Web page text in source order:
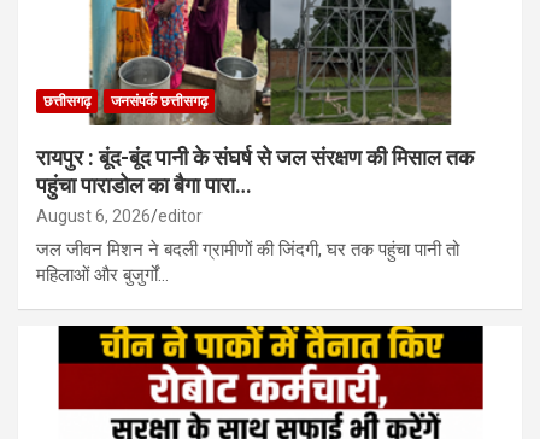
छत्तीसगढ़ जनसंपर्क छत्तीसगढ़
रायपुर : बूंद-बूंद पानी के संघर्ष से जल संरक्षण की मिसाल तक
पहुंचा पाराडोल का बैगा पारा…
August 6, 2026 editor
जल जीवन मिशन ने बदली ग्रामीणों की जिंदगी, घर तक पहुंचा पानी तो
महिलाओं और बुजुर्गों…